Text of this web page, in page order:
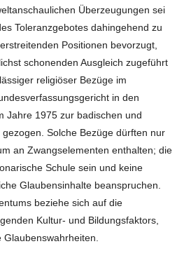
Überzeugungen sei
Toleranzgebotes dahingehend zu
Positionen bevorzugt,
schonenden Ausgleich zugeführt
religiöser Bezüge im
in den
Jahre 1975 zur badischen und
Solche Bezüge dürften nur
an Zwangselementen enthalten; die
Schule sein und keine
Glaubensinhalte beanspruchen.
beziehe sich auf die
Kultur- und Bildungsfaktors,